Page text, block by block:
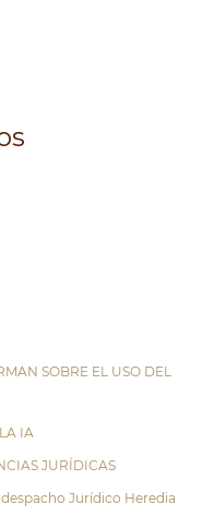
SOBRE EL USO DEL
IA
JURÍDICAS
Jurídico Heredia